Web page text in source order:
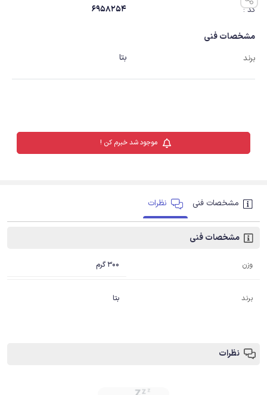
کد : 6958254
مشخصات فنی
برند بتا
موجود شد خبرم کن !
مشخصات فنی نظرات
مشخصات فنی
وزن 300 گرم
برند بتا
نظرات